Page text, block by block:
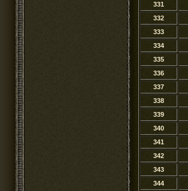
331
332
333
334
335
336
337
338
339
340
341
342
343
344